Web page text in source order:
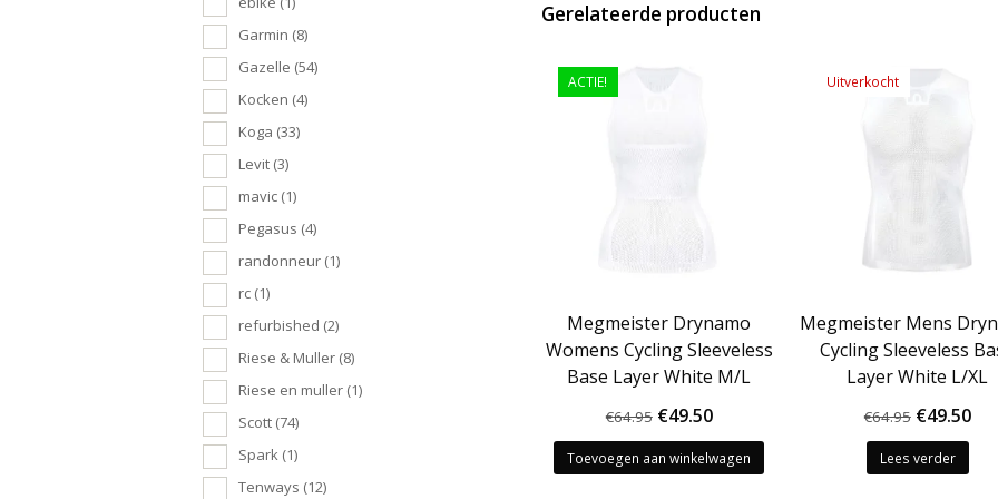
Garmin (8)
Gazelle (54)
Kocken (4)
Koga (33)
Levit (3)
mavic (1)
Pegasus (4)
randonneur (1)
rc (1)
refurbished (2)
Riese & Muller (8)
Riese en muller (1)
Scott (74)
Spark (1)
Tenways (12)
Gerelateerde producten
ACTIE!
Megmeister Drynamo
Womens Cycling Sleeveless
Base Layer White M/L
€64.95 Oorspronkelijke
prijs
was:
€49.50Huidige
prijs
is:
Toevoegen aan winkelwagen
Uitverkocht
Megmeister Mens
Cycling Sleeveless
Layer White L/XL
€64.95
prijs
was:
€49.50
Lees verder